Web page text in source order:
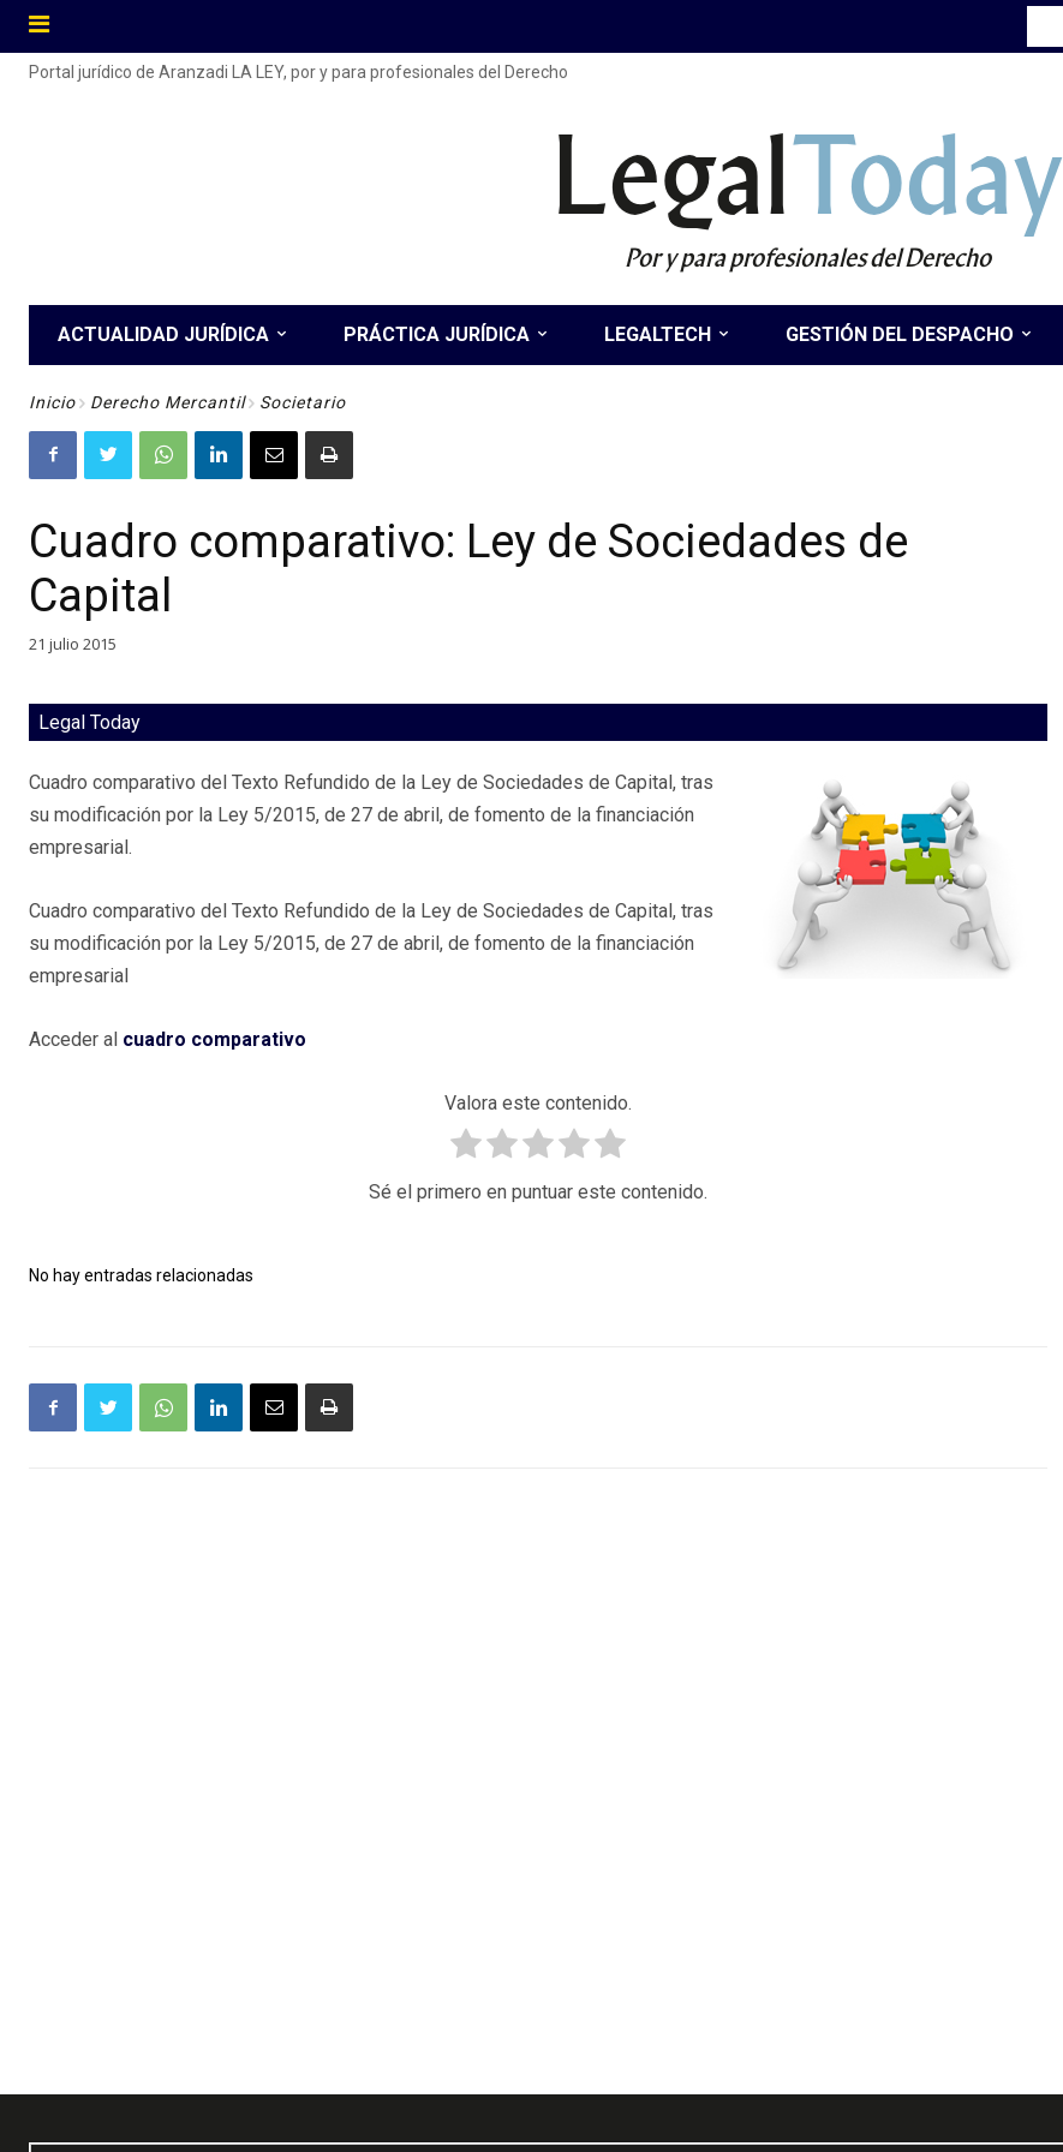
Portal jurídico de Aranzadi LA LEY, por y para profesionales del Derecho
LegalToday
Por y para profesionales del Derecho
ACTUALIDAD JURÍDICA PRÁCTICA JURÍDICA LEGALTECH GESTIÓN DEL DESPACHO
Inicio Derecho Mercantil Societario
Cuadro comparativo: Ley de Sociedades de
Capital
21 julio 2015
Legal Today
Cuadro comparativo del Texto Refundido de la Ley de Sociedades de Capital, tras
su modificación por la Ley 5/2015, de 27 de abril, de fomento de la financiación
empresarial.
Cuadro comparativo del Texto Refundido de la Ley de Sociedades de Capital, tras
su modificación por la Ley 5/2015, de 27 de abril, de fomento de la financiación
empresarial
Acceder al cuadro comparativo
Valora este contenido.
Sé el primero en puntuar este contenido.
No hay entradas relacionadas